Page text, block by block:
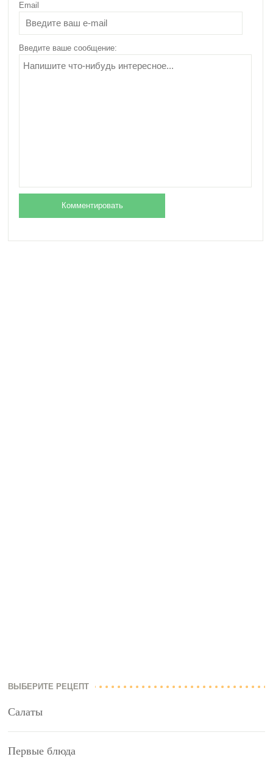
Питание при лучевой
терапии: особенности
и важные моменты
Email
Введите ваше сообщение:
ВЫБЕРИТЕ РЕЦЕПТ
Салаты
Первые блюда